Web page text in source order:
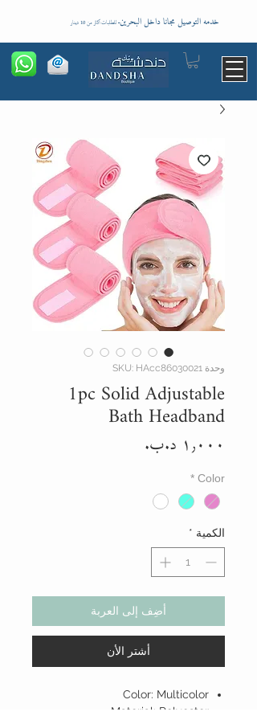
خدمه التوصيل مجانا داخل البحرين- للطلبات اكثر من 10 دينار
وحدة SKU: HAcc86030021
1pc Solid Adjustable
Bath Headband
Color
*
الكمية *
أضِف إلى العربة
أشتر الأن
Color: Multicolor
Material: Polyester